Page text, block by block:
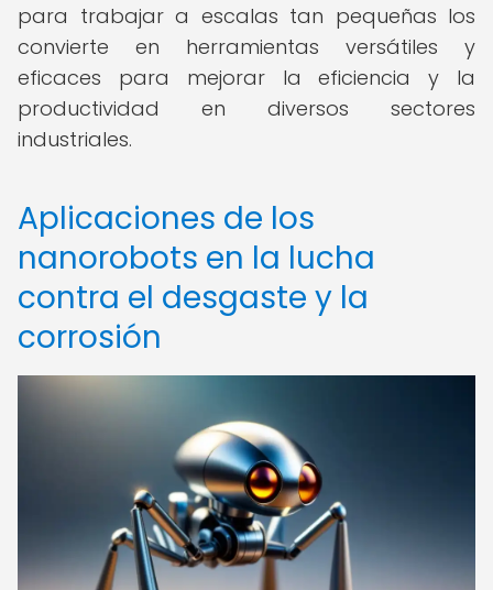
para trabajar a escalas tan pequeñas los
convierte en herramientas versátiles y
eficaces para mejorar la eficiencia y la
productividad en diversos sectores
industriales.
Aplicaciones de los
nanorobots en la lucha
contra el desgaste y la
corrosión